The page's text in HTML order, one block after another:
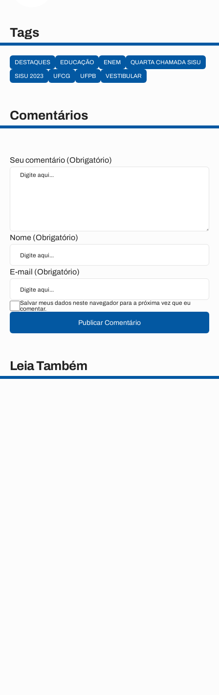
Tags
DESTAQUES EDUCAÇÃO ENEM
QUARTA CHAMADA SISU
SISU 2023
UFCG UFPB VESTIBULAR
Comentários
Seu comentário (Obrigatório)
Nome (Obrigatório)
E-mail (Obrigatório)
Salvar meus dados neste navegador para a próxima vez que eu
comentar.
Publicar Comentário
Leia Também